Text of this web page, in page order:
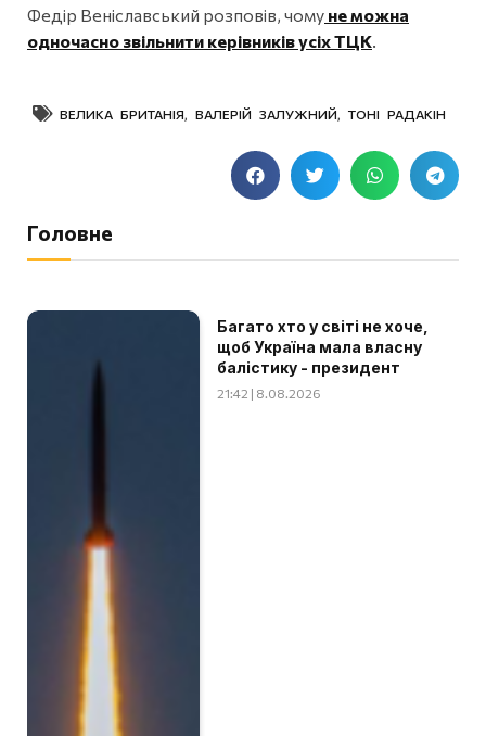
Федір Веніславський розповів, чому не можна
одночасно звільнити керівників усіх ТЦК
ВЕЛИКА БРИТАНІЯ ВАЛЕРІЙ ЗАЛУЖНИЙ ТОНІ РАДАКІН
Головне
Багато хто у світі не хоче,
щоб Україна мала власну
балістику - президент
21:42 | 8.08.2026